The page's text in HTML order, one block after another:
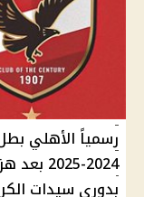
رسمياً الأهلي
2024-
بدوري سيدات